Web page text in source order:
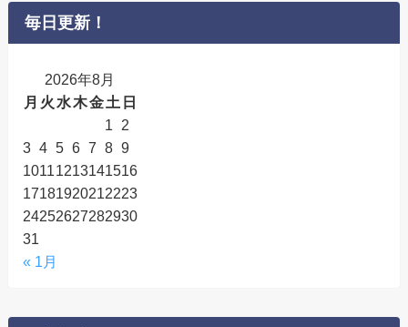
毎日更新！
2026年8月
月 火 水木金土 日
1
2
3 4 5 6 7 8 9
10111213141516
17181920212223
24252627282930
31
« 1月